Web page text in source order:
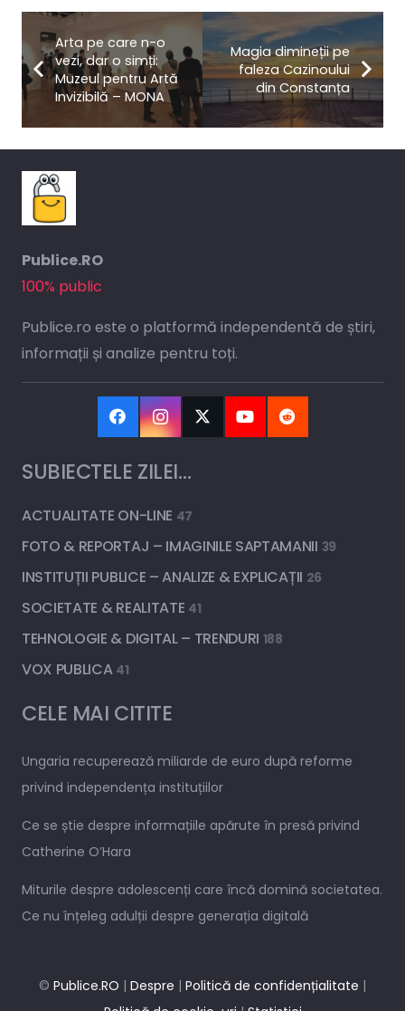
Arta pe care n-o
vezi, dar o simți:
Muzeul pentru Artă
Invizibilă – MONA
Magia dimineții pe
faleza Cazinoului
din Constanța
Publice.RO
100% public
Publice.ro este o platformă independentă de știri,
informații și analize pentru toți.
SUBIECTELE ZILEI…
ACTUALITATE ON-LINE 47
FOTO & REPORTAJ – IMAGINILE SAPTAMANII 39
INSTITUȚII PUBLICE – ANALIZE & EXPLICAȚII 26
SOCIETATE & REALITATE 41
TEHNOLOGIE & DIGITAL – TRENDURI 188
VOX PUBLICA 41
CELE MAI CITITE
Ungaria recuperează miliarde de euro după reforme
privind independența instituțiilor
Ce se știe despre informațiile apărute în presă privind
Catherine O’Hara
Miturile despre adolescenți care încă domină societatea.
Ce nu înțeleg adulții despre generația digitală
© Publice.RO | Despre | Politică de confidențialitate |